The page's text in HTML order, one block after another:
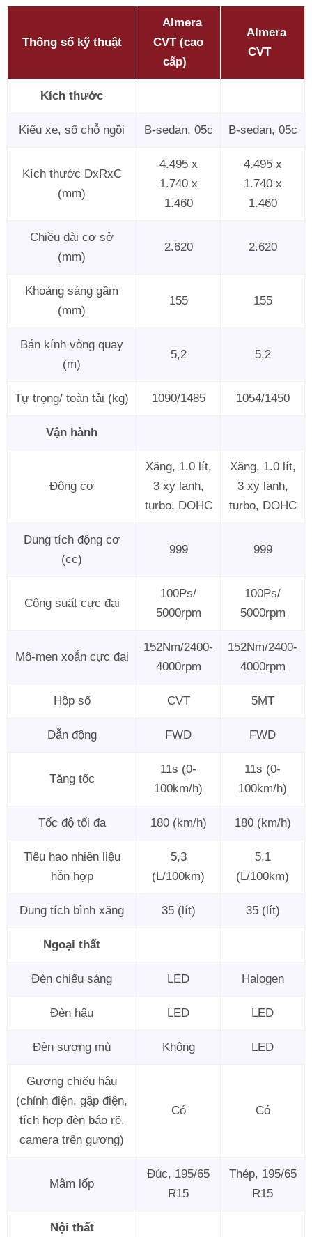
Thông số kỹ thuật
Almera
CVT (cao
cấp)
Almera
CVT
Kích thước
Kiểu xe, số chỗ ngồi B-sedan, 05c B-sedan, 05c
Kích thước DxRxC
(mm)
4.495 x
1.740 x
1.460
4.495 x
1.740 x
1.460
Chiều dài cơ sở
(mm)
2.620 2.620
Khoảng sáng gầm
(mm)
155 155
Bán kính vòng quay
(m)
5,2 5,2
Tự trọng/ toàn tải (kg) 1090/1485 1054/1450
Vận hành
Động cơ
Xăng, 1.0 lít,
3 xy lanh,
turbo, DOHC
Xăng, 1.0 lít,
3 xy lanh,
turbo, DOHC
Dung tích động cơ
(cc)
999 999
Công suất cực đại
100Ps/
5000rpm
100Ps/
5000rpm
Mô-men xoắn cực đại
152Nm/2400-
4000rpm
152Nm/2400-
4000rpm
Hộp số CVT 5MT
Dẫn động FWD FWD
Tăng tốc
11s (0-
100km/h)
11s (0-
100km/h)
Tốc độ tối đa 180 (km/h) 180 (km/h)
Tiêu hao nhiên liệu
hỗn hợp
5,3
(L/100km)
5,1
(L/100km)
Dung tích bình xăng 35 (lít) 35 (lít)
Ngoại thất
Đèn chiếu sáng LED Halogen
Đèn hậu LED LED
Đèn sương mù Không LED
Gương chiếu hậu
(chỉnh điện, gập điện,
tích hợp đèn báo rẽ,
camera trên gương)
Có Có
Mâm lốp
Đúc, 195/65
R15
Thép, 195/65
R15
Nội thất